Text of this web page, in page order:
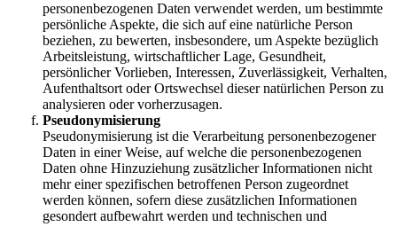
personenbezogenen Daten verwendet werden, um bestimmte
persönliche Aspekte, die sich auf eine natürliche Person
beziehen, zu bewerten, insbesondere, um Aspekte bezüglich
Arbeitsleistung, wirtschaftlicher Lage, Gesundheit,
persönlicher Vorlieben, Interessen, Zuverlässigkeit, Verhalten,
Aufenthaltsort oder Ortswechsel dieser natürlichen Person zu
analysieren oder vorherzusagen.
Pseudonymisierung
Pseudonymisierung ist die Verarbeitung personenbezogener
Daten in einer Weise, auf welche die personenbezogenen
Daten ohne Hinzuziehung zusätzlicher Informationen nicht
mehr einer spezifischen betroffenen Person zugeordnet
werden können, sofern diese zusätzlichen Informationen
gesondert aufbewahrt werden und technischen und